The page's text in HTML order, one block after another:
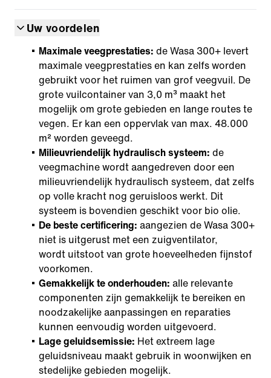
Uw voordelen
Maximale veegprestaties: de Wasa 300+ levert
maximale veegprestaties en kan zelfs worden
gebruikt voor het ruimen van grof veegvuil. De
grote vuilcontainer van 3,0 m³ maakt het
mogelijk om grote gebieden en lange routes te
vegen. Er kan een oppervlak van max. 48.000
m² worden geveegd.
Milieuvriendelijk hydraulisch systeem: de
veegmachine wordt aangedreven door een
milieuvriendelijk hydraulisch systeem, dat zelfs
op volle kracht nog geruisloos werkt. Dit
systeem is bovendien geschikt voor bio olie.
De beste certificering: aangezien de Wasa 300+
niet is uitgerust met een zuigventilator,
wordt uitstoot van grote hoeveelheden fijnstof
voorkomen.
Gemakkelijk te onderhouden: alle relevante
componenten zijn gemakkelijk te bereiken en
noodzakelijke aanpassingen en reparaties
kunnen eenvoudig worden uitgevoerd.
Lage geluidsemissie: Het extreem lage
geluidsniveau maakt gebruik in woonwijken en
stedelijke gebieden mogelijk.